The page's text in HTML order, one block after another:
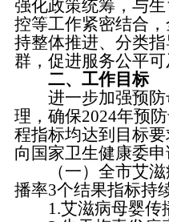
强化政策统筹，与
控等工作紧密结合
持整体推进、分类
群，促进服务公平可
二、工作目标
进一步加强预防
理，确保2024年预
程指标均达到目标
向国家卫生健康委申
（一）全市艾滋
播率3个结果指标持
1.艾滋病母婴传